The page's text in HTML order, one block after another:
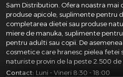
Sam Distribution. Ofera noastra mai
produse apicole, suplimente pentru
completarea dietei sau produse
miere de manuka, suplimente
pentru adulti sau copii. De
cosmetice care hranesc pielea fetei
naturiste provin de la peste 2.500
Contact: Luni - Vineri 8:30 - 18:00